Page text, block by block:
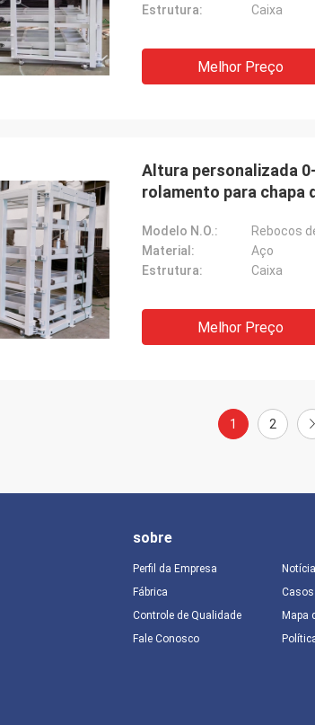
Estrutura:
Caixa
Melhor Preço
Altura personalizada
rolamento para chapa
Modelo N.O.:
Rebocos
Material:
Aço
Estrutura:
Caixa
Melhor Preço
1 2
sobre
Perfil da Empresa
Fábrica
Controle de Qualidade
Fale Conosco
Casos
Mapa